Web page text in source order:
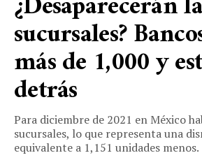
sucursales?
más de 1,000 y
detrás
Para diciembre de 2021 en México
sucursales, lo que representa una
equivalente a 1,151 unidades menos.